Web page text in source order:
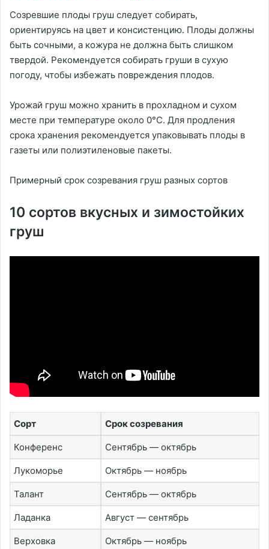
Созревшие плоды груш следует собирать,
ориентируясь на цвет и консистенцию. Плоды должны
быть сочными, а кожура не должна быть слишком
твердой. Рекомендуется собирать груши в сухую
погоду, чтобы избежать повреждения плодов.
Урожай груш можно хранить в прохладном и сухом
месте при температуре около 0°C. Для продления
срока хранения рекомендуется упаковывать плоды в
газеты или полиэтиленовые пакеты.
Примерный срок созревания груш разных сортов
10 сортов вкусных и зимостойких
груш
Сорт Срок созревания
Конференс Сентябрь — октябрь
Лукоморье Октябрь — ноябрь
Талант Сентябрь — октябрь
Ладанка Август — сентябрь
Верховка Октябрь — ноябрь